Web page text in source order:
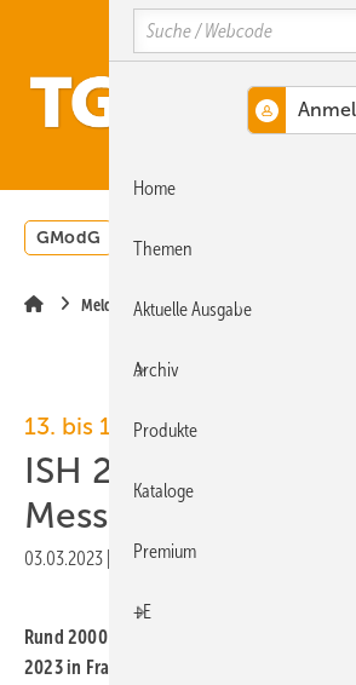
Hauptinhalt
Hauptmenü
SiteSearch
GModG Wärmepumpe
Meldungen
13. bis 17. März 2023, Messe
ISH 2023: MSR-
Messgeräte
03.03.2023 Druckvorschau
Rund 2000 Aussteller bieten auf der ISH vom
2023 in Frankfurt einen Marktüberblick
Search
Home
Themen
Aktuelle Ausgabe
Archiv
Produkte
Kataloge
Premium
+E